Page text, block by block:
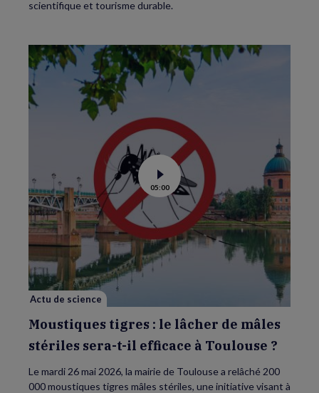
scientifique et tourisme durable.
Voir
la
vidéo
de
Moustiques
tigres
le
lâcher
de
il
efficace
à
Toulouse
?
05:00
Actu de science
Moustiques tigres : le lâcher de mâles
stériles sera-t-il efficace à Toulouse ?
Le mardi 26 mai 2026, la mairie de Toulouse a relâché 200
000 moustiques tigres mâles stériles, une initiative visant à